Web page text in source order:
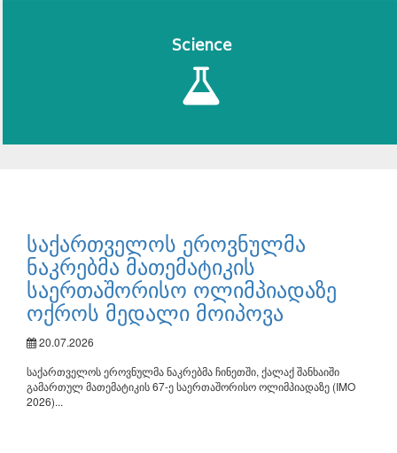
Science
საქართველოს ეროვნულმა
ნაკრებმა მათემატიკის
საერთაშორისო ოლიმპიადაზე
ოქროს მედალი მოიპოვა
20.07.2026
საქართველოს ეროვნულმა ნაკრებმა ჩინეთში, ქალაქ შანხაიში
გამართულ მათემატიკის 67-ე საერთაშორისო ოლიმპიადაზე (IMO
2026)...